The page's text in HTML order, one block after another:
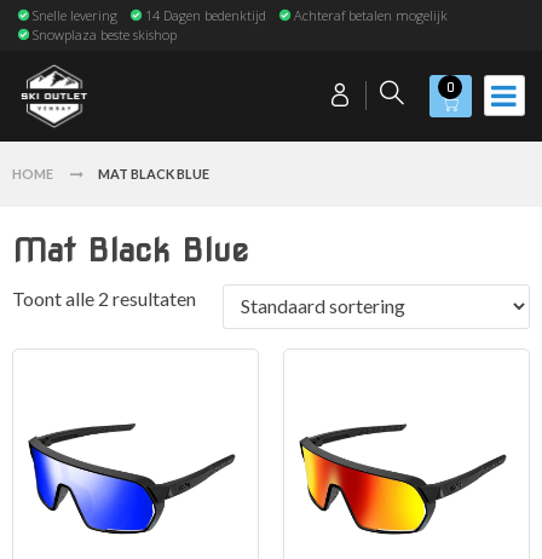
Snelle levering 14 Dagen bedenktijd
Achteraf betalen mogelijk
Snowplaza beste skishop
0
HOME MAT BLACK BLUE
Mat Black Blue
Toont alle 2 resultaten